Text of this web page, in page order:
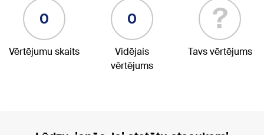
0
Vērtējumu skaits
0
Vidējais
vērtējums
?
Tavs vērtējums